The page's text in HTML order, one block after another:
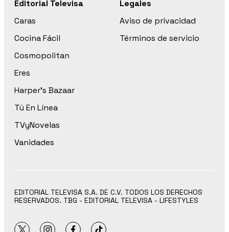
Editorial Televisa
Caras
Cocina Fácil
Cosmopolitan
Eres
Harper’s Bazaar
Tú En Línea
TVyNovelas
Vanidades
Legales
Aviso de privacidad
Términos de servicio
EDITORIAL TELEVISA S.A. DE C.V. TODOS LOS DERECHOS
RESERVADOS. TBG - EDITORIAL TELEVISA - LIFESTYLES